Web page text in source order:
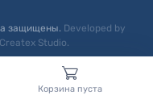
защищены. Developed by
Createx Studio.
Корзина пуста